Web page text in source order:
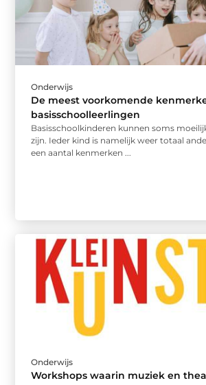
Onderwijs
De meest voorkomende
basisschoolleerlingen
Basisschoolkinderen kunnen soms
zijn. Ieder kind is namelijk weer totaal
een aantal kenmerken ...
Onderwijs
Workshops waarin muziek en